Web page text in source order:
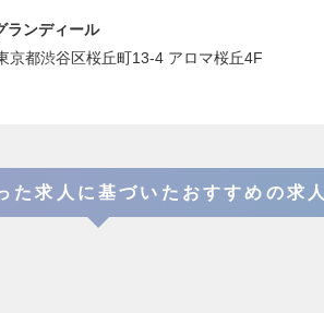
ランディール
京都渋谷区桜丘町13-4 アロマ桜丘4F
た求人に基づいたおすすめの求人